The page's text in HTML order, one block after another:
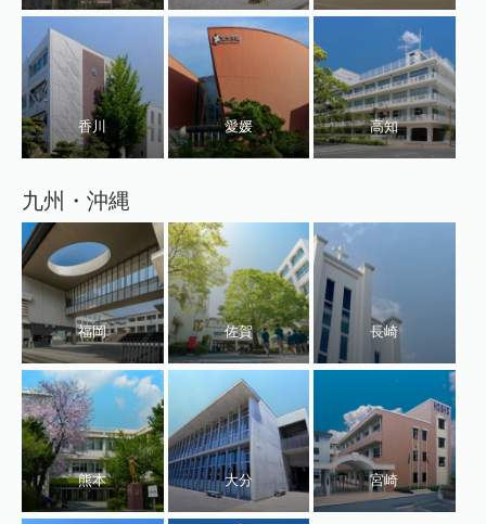
香川 愛媛 高知
九州・沖縄
福岡 佐賀 長崎
熊本 大分 宮崎